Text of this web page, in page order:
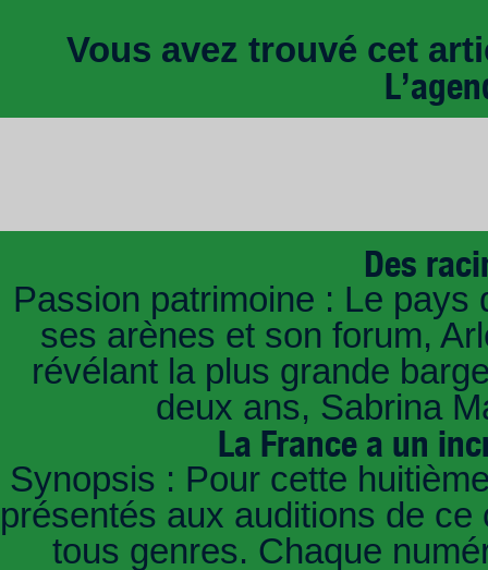
Vous avez trouvé cet
Des
Passion patrimoine : Le pays
ses arènes et son forum,
révélant la plus grande
deux ans, Sabrina
La France a un
Synopsis : Pour cette
présentés aux auditions de
tous genres. Chaque